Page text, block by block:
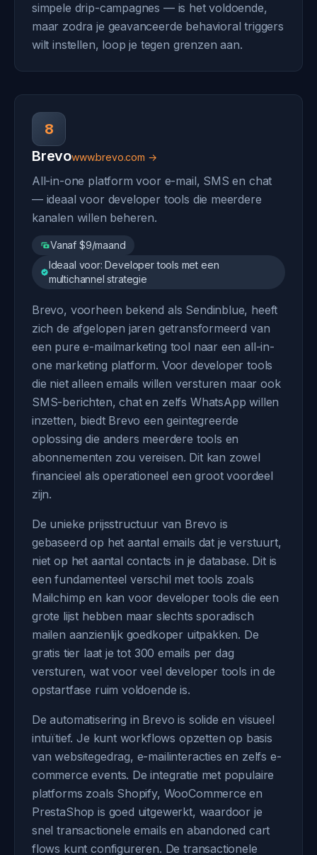
simpele drip-campagnes — is het voldoende,
maar zodra je geavanceerde behavioral triggers
wilt instellen, loop je tegen grenzen aan.
8
Brevowww.brevo.com →
All-in-one platform voor e-mail, SMS en chat
— ideaal voor developer tools die meerdere
kanalen willen beheren.
Vanaf $9/maand
Ideaal voor: Developer tools met een
multichannel strategie
Brevo, voorheen bekend als Sendinblue, heeft
zich de afgelopen jaren getransformeerd van
een pure e-mailmarketing tool naar een all-in-
one marketing platform. Voor developer tools
die niet alleen emails willen versturen maar ook
SMS-berichten, chat en zelfs WhatsApp willen
inzetten, biedt Brevo een geintegreerde
oplossing die anders meerdere tools en
abonnementen zou vereisen. Dit kan zowel
financieel als operationeel een groot voordeel
zijn.
De unieke prijsstructuur van Brevo is
gebaseerd op het aantal emails dat je verstuurt,
niet op het aantal contacts in je database. Dit is
een fundamenteel verschil met tools zoals
Mailchimp en kan voor developer tools die een
grote lijst hebben maar slechts sporadisch
mailen aanzienlijk goedkoper uitpakken. De
gratis tier laat je tot 300 emails per dag
versturen, wat voor veel developer tools in de
opstartfase ruim voldoende is.
De automatisering in Brevo is solide en visueel
intuïtief. Je kunt workflows opzetten op basis
van websitegedrag, e-mailinteracties en zelfs e-
commerce events. De integratie met populaire
platforms zoals Shopify, WooCommerce en
PrestaShop is goed uitgewerkt, waardoor je
snel transactionele emails en abandoned cart
flows kunt configureren. De transactionele